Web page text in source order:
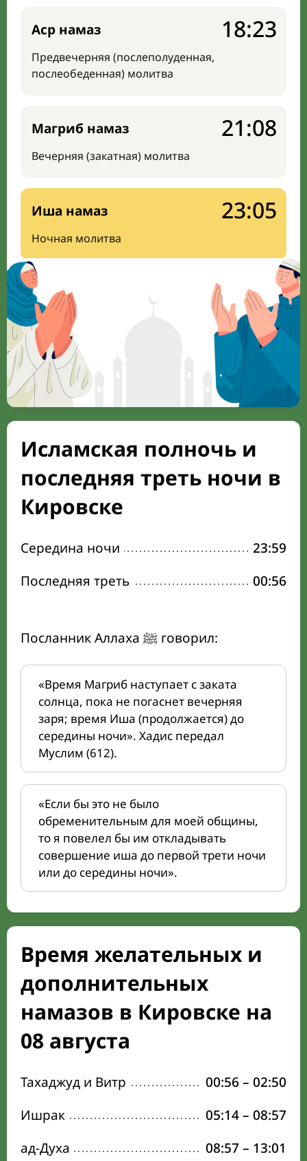
Аср намаз
Предвечерняя (послеполуденная,
послеобеденная) молитва
18:23
Магриб намаз
Вечерняя (закатная) молитва
21:08
Иша намаз
Ночная молитва
23:05
Исламская полночь и
последняя треть ночи в
Кировске
Середина ночи
23:59
Последняя треть
00:56
Посланник Аллаха ﷺ говорил:
«Время Магриб наступает с заката
солнца, пока не погаснет вечерняя
заря; время Иша (продолжается) до
середины ночи». Хадис передал
Муслим (612).
«Если бы это не было
обременительным для моей общины,
то я повелел бы им откладывать
совершение иша до первой трети ночи
или до середины ночи».
Время желательных и
дополнительных
намазов в Кировске на
08 августа
Тахаджуд и Витр 00:56 – 02:50
Ишрак
05:14– 08:57
ад-Духа
08:57 – 13:01